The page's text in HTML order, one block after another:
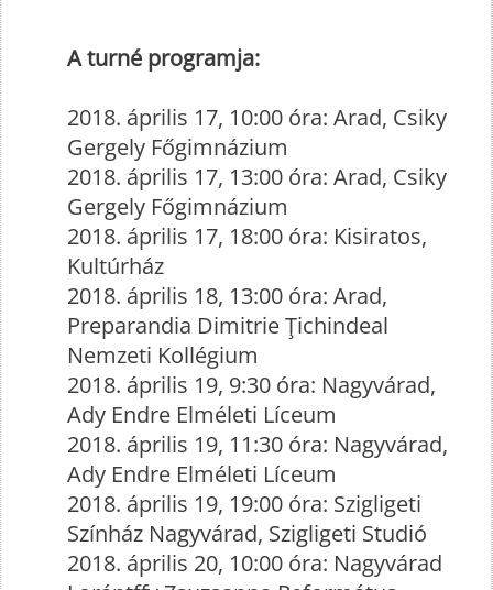
A turné programja:
2018. április 17, 10:00 óra: Arad, Csiky
Gergely Főgimnázium
2018. április 17, 13:00 óra: Arad, Csiky
Gergely Főgimnázium
2018. április 17, 18:00 óra: Kisiratos,
Kultúrház
2018. április 18, 13:00 óra: Arad,
Preparandia Dimitrie Ţichindeal
Nemzeti Kollégium
2018. április 19, 9:30 óra: Nagyvárad,
Ady Endre Elméleti Líceum
2018. április 19, 11:30 óra: Nagyvárad,
Ady Endre Elméleti Líceum
2018. április 19, 19:00 óra: Szigligeti
Színház Nagyvárad, Szigligeti Studió
2018. április 20, 10:00 óra: Nagyvárad